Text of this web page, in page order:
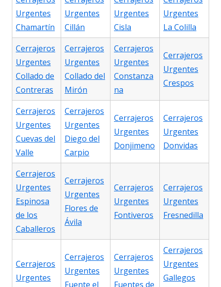
Urgentes
Chamartín
Urgentes
Cillán
Urgentes
Cisla
Urgentes
La Colilla
Cerrajeros
Urgentes
Collado de
Contreras
Cerrajeros
Urgentes
Collado del
Mirón
Cerrajeros
Urgentes
Constanza
na
Cerrajeros
Urgentes
Crespos
Cerrajeros
Urgentes
Cuevas del
Valle
Cerrajeros
Urgentes
Diego del
Carpio
Cerrajeros
Urgentes
Donjimeno
Cerrajeros
Urgentes
Donvidas
Cerrajeros
Urgentes
Espinosa
de los
Caballeros
Cerrajeros
Urgentes
Flores de
Ávila
Cerrajeros
Urgentes
Fontiveros
Cerrajeros
Urgentes
Fresnedilla
Cerrajeros
Urgentes
Cerrajeros
Urgentes
Fuente el
Cerrajeros
Urgentes
Fuentes de
Cerrajeros
Urgentes
Gallegos